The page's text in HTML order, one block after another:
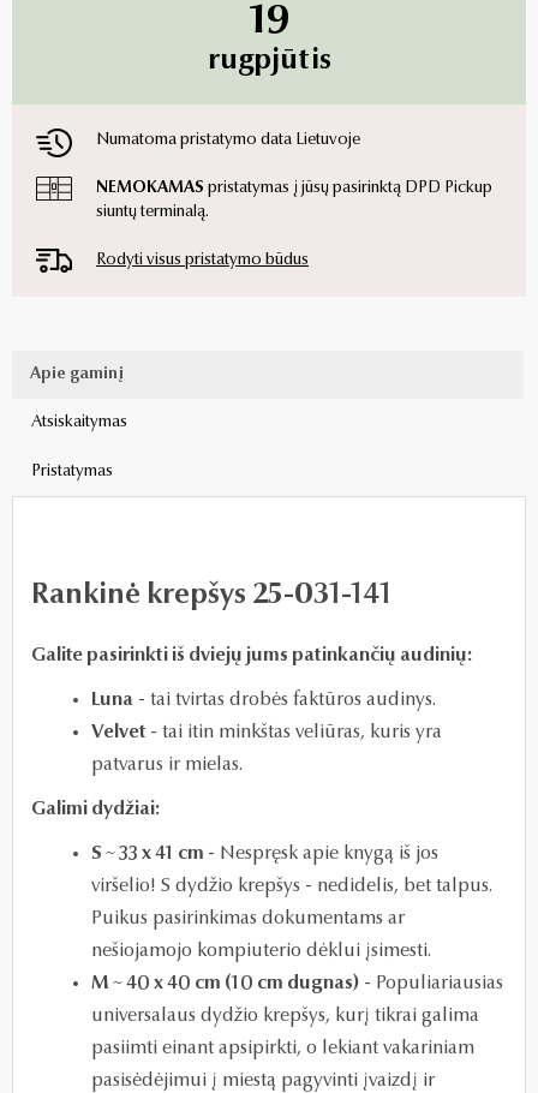
19
rugpjūtis
Numatoma pristatymo data Lietuvoje
NEMOKAMAS pristatymas į jūsų pasirinktą DPD Pickup
siuntų terminalą.
Rodyti visus pristatymo būdus
Apie gaminį
Atsiskaitymas
Pristatymas
Rankinė krepšys 25-031-141
Galite pasirinkti iš dviejų jums patinkančių audinių:
Luna - tai tvirtas drobės faktūros audinys.
Velvet - tai itin minkštas veliūras, kuris yra
patvarus ir mielas.
Galimi dydžiai:
S ~ 33 x 41 cm - Nespręsk apie knygą iš jos
viršelio! S dydžio krepšys - nedidelis, bet talpus.
Puikus pasirinkimas dokumentams ar
nešiojamojo kompiuterio dėklui įsimesti.
M ~ 40 x 40 cm (10 cm dugnas) - Populiariausias
universalaus dydžio krepšys, kurį tikrai galima
pasiimti einant apsipirkti, o lekiant vakariniam
pasisėdėjimui į miestą pagyvinti įvaizdį ir